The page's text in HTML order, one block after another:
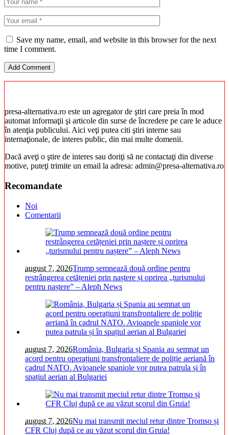
Save my name, email, and website in this browser for the next
time I comment.
presa-alternativa.ro este un agregator de ştiri care preia în mod
automat informaţii şi articole din surse de încredere pe care le aduce
în atenţia publicului. Aici veţi putea citi ştiri interne sau
internaţionale, de interes public, din mai multe domenii.
Dacă aveţi o ştire de interes sau doriţi să ne contactaţi din diverse
motive, puteţi trimite un email la adresa: admin@presa-alternativa.ro
Recomandate
Noi
Comentarii
august 7, 2026Trump semnează două ordine pentru
restrângerea cetățeniei prin naștere și oprirea „turismului
pentru naștere” – Aleph News
august 7, 2026România, Bulgaria și Spania au semnat un
acord pentru operațiuni transfrontaliere de poliție aeriană în
cadrul NATO. Avioanele spaniole vor putea patrula și în
spațiul aerian al Bulgariei
august 7, 2026Nu mai transmit meciul retur dintre Tromso și
CFR Cluj după ce au văzut scorul din Gruia!